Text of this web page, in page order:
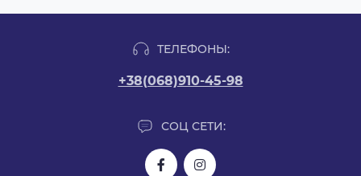
ТЕЛЕФОНЫ:
+38(068)910-45-98
СОЦ СЕТИ: